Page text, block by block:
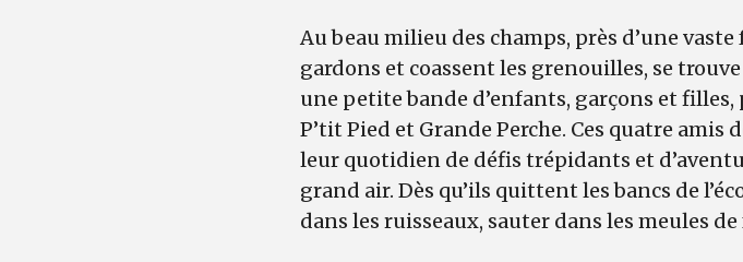
Au beau milieu des champs, près d’une
gardons et coassent les grenouilles, se
une petite bande d’enfants, garçons et
P’tit Pied et Grande Perche. Ces quatre
leur quotidien de défis trépidants et
grand air. Dès qu’ils quittent les bancs de
dans les ruisseaux, sauter dans les meules